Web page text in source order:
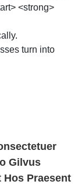
<strong>
turn into
Gilvus
Hos Praesent